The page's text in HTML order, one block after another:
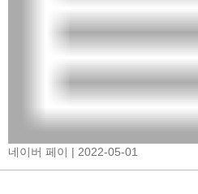
네이버 페이 | 2022-05-01